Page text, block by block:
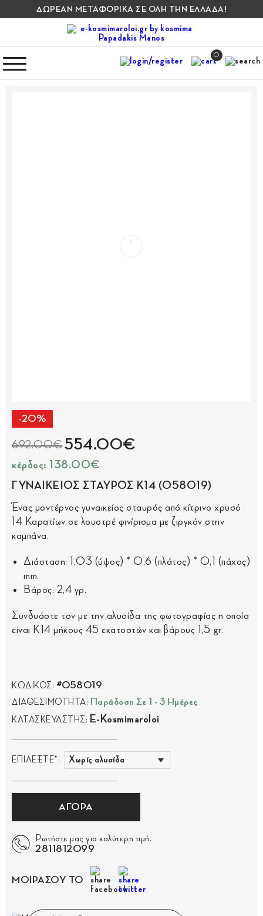
ΔΩΡΕΑΝ ΜΕΤΑΦΟΡΙΚΑ ΣΕ ΟΛΗ ΤΗΝ ΕΛΛΑΔΑ!
0
-20%
692.00€554.00€
κέρδος: 138.00€
ΓΥΝΑΙΚΕΙΟΣ ΣΤΑΥΡΟΣ Κ14 (058019)
Ένας μοντέρνος γυναικείος σταυρός από κίτρινο χρυσό
14 Καρατίων σε λουστρέ φινίρισμα με ζιργκόν στην
καμπάνα.
Διάσταση: 1,03 (ύψος) * 0,6 (πλάτος) * 0,1 (πάχος)
mm.
Βάρος: 2,4 γρ.
Συνδυάστε τον με την αλυσίδα της φωτογραφίας η οποία
είναι Κ14 μήκους 45 εκατοστών και βάρους 1,5 gr.
ΚΩΔΙΚΟΣ: #058019
ΔΙΑΘΕΣΙΜΟΤΗΤΑ: Παράδοση Σε 1 - 3 Ημέρες
ΚΑΤΑΣΚΕΥΑΣΤΗΣ: E-Kosmimaroloi
ΕΠΙΛΕΞΤΕ*:
ΑΓΟΡΑ
Ρωτήστε μας για καλύτερη τιμή.
2811812099
ΜΟΙΡΑΣΟΥ ΤΟ